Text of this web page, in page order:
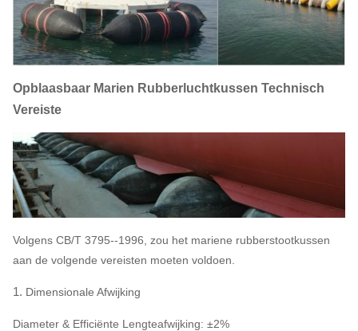
Opblaasbaar Marien Rubberluchtkussen Technisch
Vereiste
Volgens CB/T 3795--1996, zou het mariene rubberstootkussen
aan de volgende vereisten moeten voldoen.
1. Dimensionale Afwijking
Diameter & Efficiënte Lengteafwijking: ±2%